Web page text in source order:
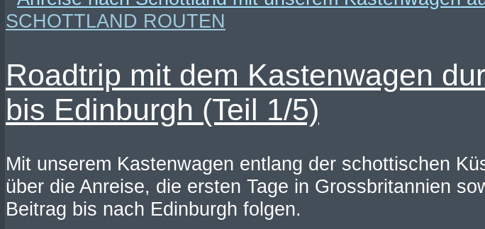
SCHOTTLAND ROUTEN
Roadtrip mit dem Kastenwagen
bis Edinburgh (Teil 1/5)
Mit unserem Kastenwagen entlang der schottischen
über die Anreise, die ersten Tage in Grossbritannien
Beitrag bis nach Edinburgh folgen.